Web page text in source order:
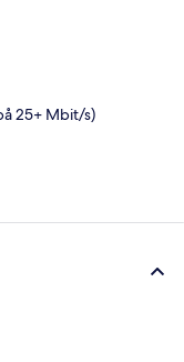
25+ Mbit/s)